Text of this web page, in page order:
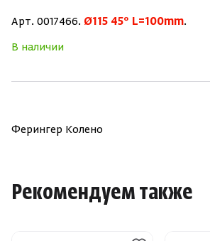
Арт. 0017466. Ø115 45° L=100mm.
В наличии
Ферингер Колено
Рекомендуем также
На главную
Войти